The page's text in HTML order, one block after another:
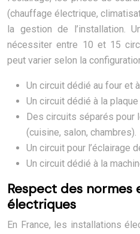
(chauffage électrique,
la gestion de l’installation.
nécessiter entre 10 et 15
peut varier selon la
Un circuit dédié au four et
Un circuit dédié à la
Des circuits séparés pour
(cuisine, salon, chambres).
Un circuit pour l’éclairage
Un circuit dédié à la
Respect des
électriques
En France, les installations